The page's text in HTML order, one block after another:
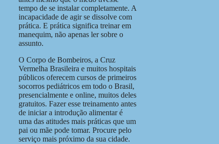
tempo de se instalar completamente. A
incapacidade de agir se dissolve com
prática. E prática significa treinar em
manequim, não apenas ler sobre o
assunto.
O Corpo de Bombeiros, a Cruz
Vermelha Brasileira e muitos hospitais
públicos oferecem cursos de primeiros
socorros pediátricos em todo o Brasil,
presencialmente e online, muitos deles
gratuitos. Fazer esse treinamento antes
de iniciar a introdução alimentar é
uma das atitudes mais práticas que um
pai ou mãe pode tomar. Procure pelo
serviço mais próximo da sua cidade.